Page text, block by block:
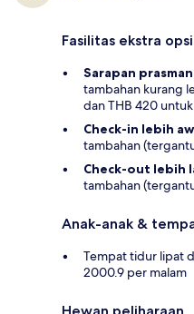
Fasilitas ekstra
Sarapan
tambahan kurang
dan THB 420
Check-in lebih
tambahan
Check-out lebih
tambahan
Anak-anak &
Tempat tidur lipat
2000.9 per malam